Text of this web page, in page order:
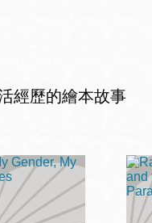
經歷的繪本故事